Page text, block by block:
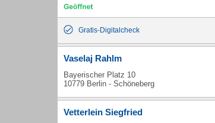
Gratis-Digitalcheck
Vaselaj Rahlm
Bayerischer Platz 10
10779 Berlin - Schöneberg
Vetterlein Siegfried